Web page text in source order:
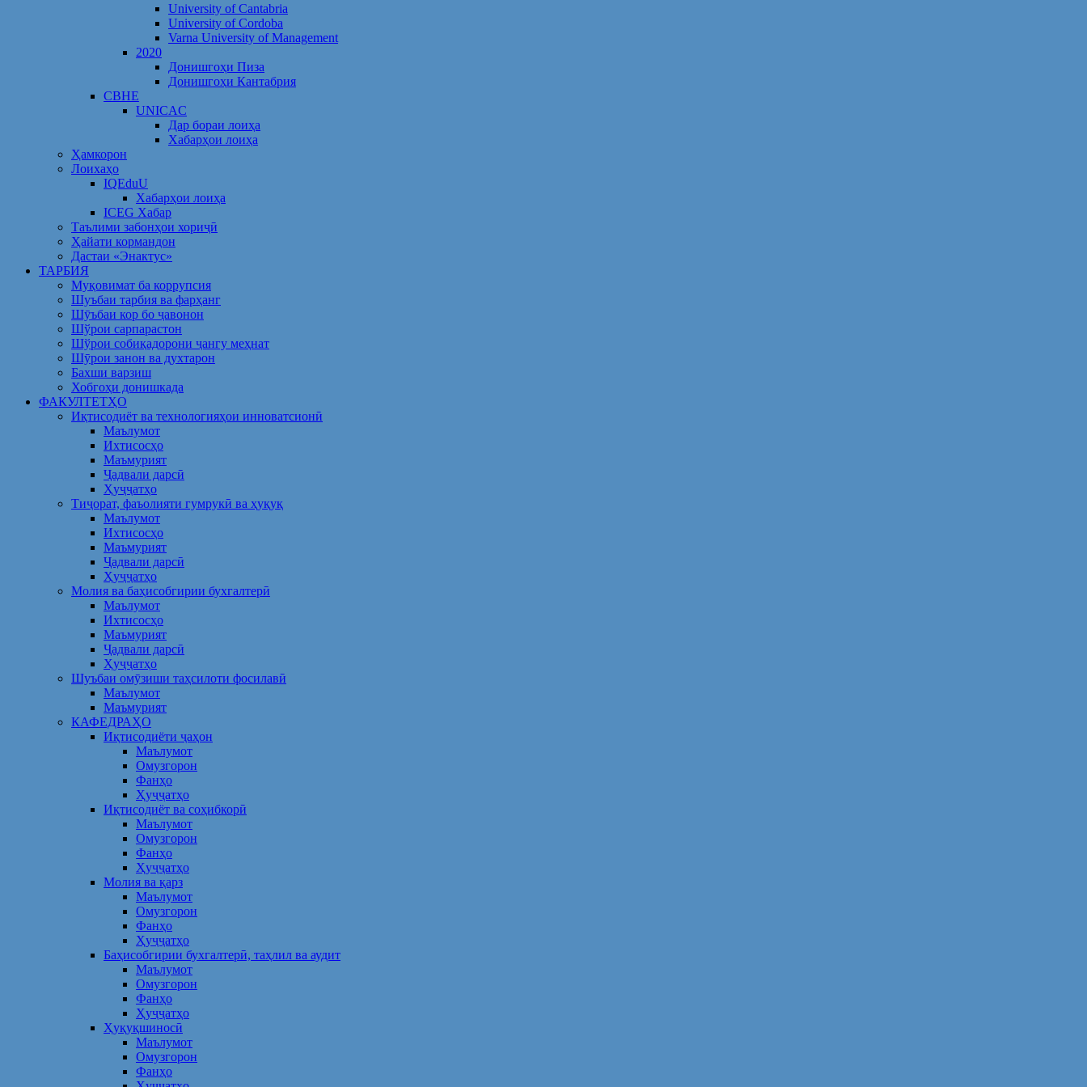
University of Cantabria
University of Cordoba
Varna University of Management
2020
Донишгоҳи Пиза
Донишгоҳи Кантабрия
CBHE
UNICAC
Дар бораи лоиҳа
Хабарҳои лоиҳа
Ҳамкорон
Лоихаҳо
IQEduU
Хабарҳои лоиҳа
ICEG Хабар
Таълими забонҳои хориҷӣ
Ҳайати кормандон
Дастаи «Энактус»
ТАРБИЯ
Муқовимат ба коррупсия
Шуъбаи тарбия ва фарҳанг
Шӯъбаи кор бо ҷавонон
Шўрои сарпарастон
Шўрои собиқадорони ҷангу меҳнат
Шӯрои занон ва духтарон
Бахши варзиш
Хобгоҳи донишкада
ФАКУЛТЕТҲО
Иқтисодиёт ва технологияҳои инноватсионӣ
Маълумот
Ихтисосҳо
Маъмурият
Ҷадвали дарсӣ
Ҳуҷҷатҳо
Тиҷорат, фаъолияти гумрукӣ ва ҳуқуқ
Маълумот
Ихтисосҳо
Маъмурият
Ҷадвали дарсӣ
Ҳуҷҷатҳо
Молия ва баҳисобгирии бухгалтерӣ
Маълумот
Ихтисосҳо
Маъмурият
Ҷадвали дарсӣ
Ҳуҷҷатҳо
Шуъбаи омӯзиши таҳсилоти фосилавӣ
Маълумот
Маъмурият
КАФЕДРАҲО
Иқтисодиёти ҷаҳон
Маълумот
Омузгорон
Фанҳо
Ҳуҷҷатҳо
Иқтисодиёт ва соҳибкорӣ
Маълумот
Омузгорон
Фанҳо
Ҳуҷҷатҳо
Молия ва қарз
Маълумот
Омузгорон
Фанҳо
Ҳуҷҷатҳо
Баҳисобгирии бухгалтерӣ, таҳлил ва аудит
Маълумот
Омузгорон
Фанҳо
Ҳуҷҷатҳо
Ҳуқуқшиносӣ
Маълумот
Омузгорон
Фанҳо